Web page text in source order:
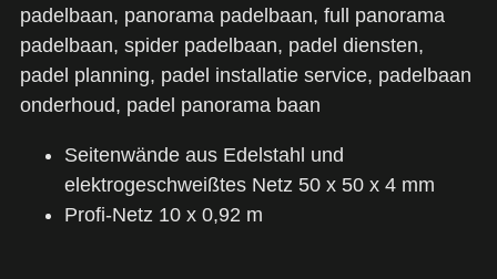
Seitenwände aus Edelstahl und
elektrogeschweißtes Netz 50 x 50 x 4 mm
Profi-Netz 10 x 0,92 m